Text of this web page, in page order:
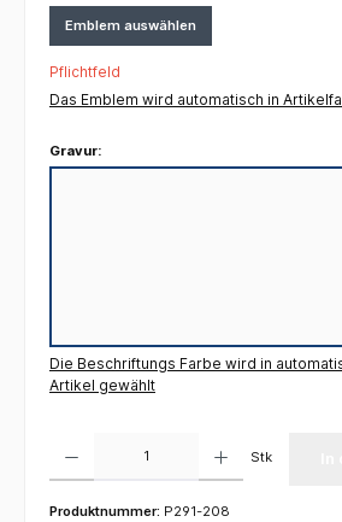
Emblem auswählen
Pflichtfeld
Das Emblem wird automatisch in
Gravur:
Die Beschriftungs Farbe wird in
Artikel gewählt
Stk
Produktnummer: P291-208